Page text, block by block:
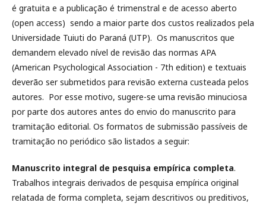
é gratuita e a publicação é trimenstral e de acesso aberto
(open access) sendo a maior parte dos custos realizados pela
Universidade Tuiuti do Paraná (UTP). Os manuscritos que
demandem elevado nível de revisão das normas APA
(American Psychological Association - 7th edition) e textuais
deverão ser submetidos para revisão externa custeada pelos
autores. Por esse motivo, sugere-se uma revisão minuciosa
por parte dos autores antes do envio do manuscrito para
tramitação editorial. Os formatos de submissão passíveis de
tramitação no periódico são listados a seguir:
Manuscrito integral de pesquisa empírica completa.
Trabalhos integrais derivados de pesquisa empírica original
relatada de forma completa, sejam descritivos ou preditivos,